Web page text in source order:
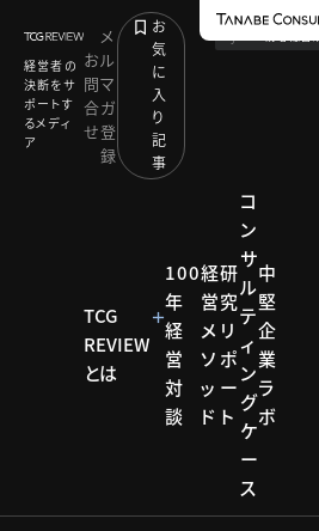
経営者の
決断をサ
ポートす
るメディ
ア
お
問
合
せ
メ
ル
マ
ガ
登
録
お
気
に
入
り
記
事
TCG
REVIEW
とは
100
年
経
営
対
談
経
営
メ
ソ
ッ
ド
研
究
リ
ポ
ー
ト
コ
ン
サ
ル
テ
ィ
ン
グ
ケ
ー
ス
中
堅
企
業
ラ
ボ
モデル企業
DX推進で収益不動産のリーディ
ロパティエージェント
モデル企業
モデル
企業